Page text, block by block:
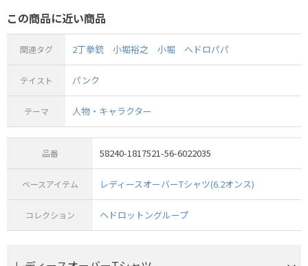
この商品に近い商品
関連タグ 2丁拳銃 小堀裕之 小堀 へドロパパ
テイスト パンク
テーマ 人物・キャラクター
品番 58240-1817521-56-6022035
ベースアイテム レディースオーバーTシャツ(6.2オンス)
コレクション ヘドロットングループ